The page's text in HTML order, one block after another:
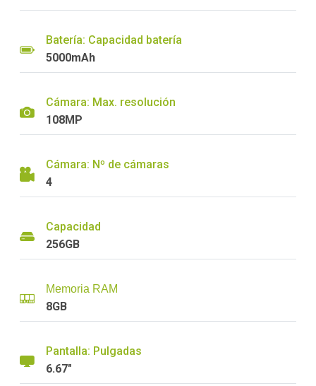
Batería: Capacidad batería
5000mAh
Cámara: Max. resolución
108MP
Cámara: Nº de cámaras
4
Capacidad
256GB
Memoria RAM
8GB
Pantalla: Pulgadas
6.67"